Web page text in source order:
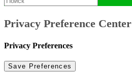
Privacy Preference Center
Privacy Preferences